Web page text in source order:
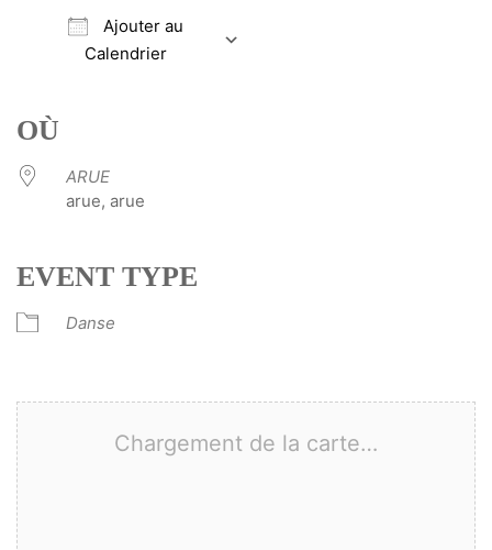
Ajouter au
Calendrier
OÙ
ARUE
arue, arue
EVENT TYPE
Danse
Chargement de la carte…